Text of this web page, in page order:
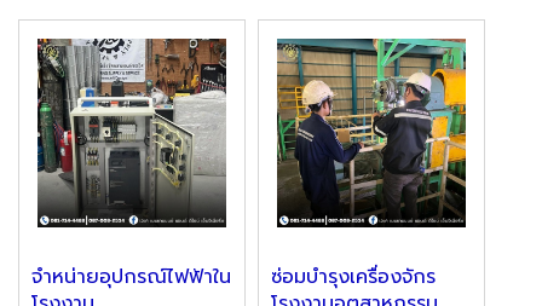
จำหน่ายอุปกรณ์ไฟฟ้าใน
ซ่อมบำรุงเครื่องจักร